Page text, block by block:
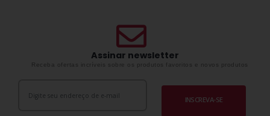
Assinar newsletter
Receba ofertas incríveis sobre os produtos favoritos e novos produtos
INSCREVA-SE